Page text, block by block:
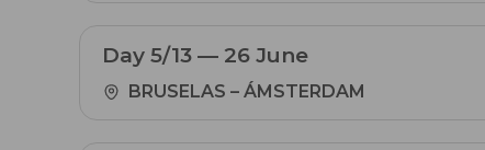
Day 5/13 — 26 June
BRUSELAS – ÁMSTERDAM